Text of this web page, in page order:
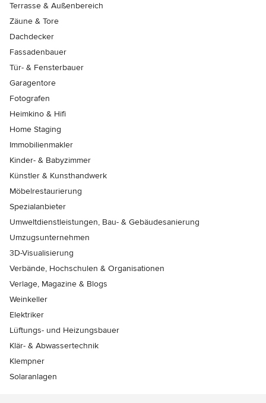
Terrasse & Außenbereich
Zäune & Tore
Dachdecker
Fassadenbauer
Tür- & Fensterbauer
Garagentore
Fotografen
Heimkino & Hifi
Home Staging
Immobilienmakler
Kinder- & Babyzimmer
Künstler & Kunsthandwerk
Möbelrestaurierung
Spezialanbieter
Umweltdienstleistungen, Bau- & Gebäudesanierung
Umzugsunternehmen
3D-Visualisierung
Verbände, Hochschulen & Organisationen
Verlage, Magazine & Blogs
Weinkeller
Elektriker
Lüftungs- und Heizungsbauer
Klär- & Abwassertechnik
Klempner
Solaranlagen